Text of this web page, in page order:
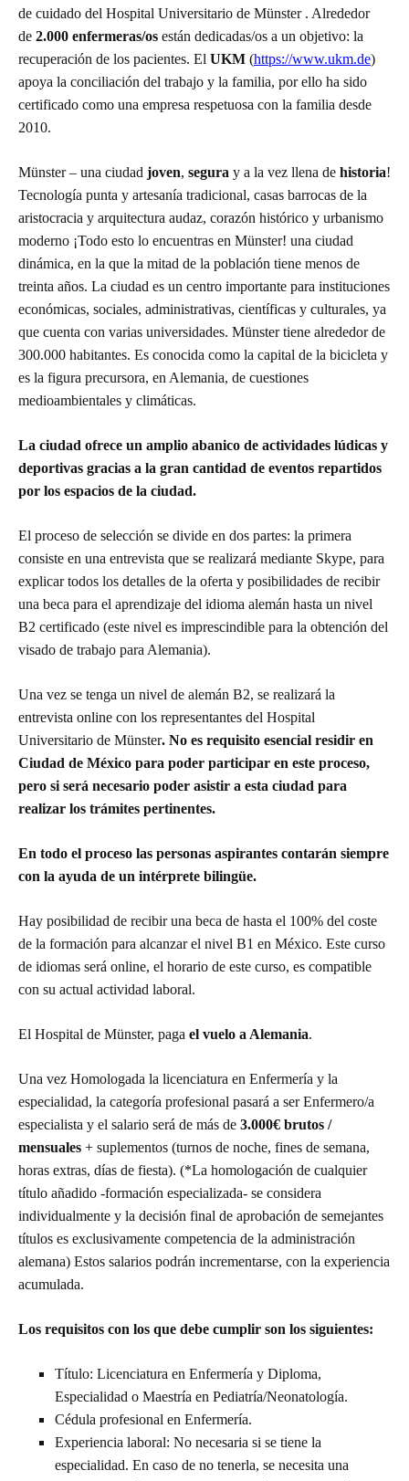
de cuidado del Hospital Universitario de Münster . Alrededor
de 2.000 enfermeras/os están dedicadas/os a un objetivo: la
recuperación de los pacientes. El UKM (https://www.ukm.de)
apoya la conciliación del trabajo y la familia, por ello ha sido
certificado como una empresa respetuosa con la familia desde
2010.
Münster – una ciudad joven, segura y a la vez llena de historia!
Tecnología punta y artesanía tradicional, casas barrocas de la
aristocracia y arquitectura audaz, corazón histórico y urbanismo
moderno ¡Todo esto lo encuentras en Münster! una ciudad
dinámica, en la que la mitad de la población tiene menos de
treinta años. La ciudad es un centro importante para instituciones
económicas, sociales, administrativas, científicas y culturales, ya
que cuenta con varias universidades. Münster tiene alrededor de
300.000 habitantes. Es conocida como la capital de la bicicleta y
es la figura precursora, en Alemania, de cuestiones
medioambientales y climáticas.
La ciudad ofrece un amplio abanico de actividades lúdicas y
deportivas gracias a la gran cantidad de eventos repartidos
por los espacios de la ciudad.
El proceso de selección se divide en dos partes: la primera
consiste en una entrevista que se realizará mediante Skype, para
explicar todos los detalles de la oferta y posibilidades de recibir
una beca para el aprendizaje del idioma alemán hasta un nivel
B2 certificado (este nivel es imprescindible para la obtención del
visado de trabajo para Alemania).
Una vez se tenga un nivel de alemán B2, se realizará la
entrevista online con los representantes del Hospital
Universitario de Münster. No es requisito esencial residir en
Ciudad de México para poder participar en este proceso,
pero si será necesario poder asistir a esta ciudad para
realizar los trámites pertinentes.
En todo el proceso las personas aspirantes contarán siempre
con la ayuda de un intérprete bilingüe.
Hay posibilidad de recibir una beca de hasta el 100% del coste
de la formación para alcanzar el nivel B1 en México. Este curso
de idiomas será online, el horario de este curso, es compatible
con su actual actividad laboral.
El Hospital de Münster, paga el vuelo a Alemania.
Una vez Homologada la licenciatura en Enfermería y la
especialidad, la categoría profesional pasará a ser Enfermero/a
especialista y el salario será de más de 3.000€ brutos /
mensuales + suplementos (turnos de noche, fines de semana,
horas extras, días de fiesta). (*La homologación de cualquier
título añadido -formación especializada- se considera
individualmente y la decisión final de aprobación de semejantes
títulos es exclusivamente competencia de la administración
alemana) Estos salarios podrán incrementarse, con la experiencia
acumulada.
Los requisitos con los que debe cumplir son los siguientes:
Título: Licenciatura en Enfermería y Diploma,
Especialidad o Maestría en Pediatría/Neonatología.
Cédula profesional en Enfermería.
Experiencia laboral: No necesaria si se tiene la
especialidad. En caso de no tenerla, se necesita una